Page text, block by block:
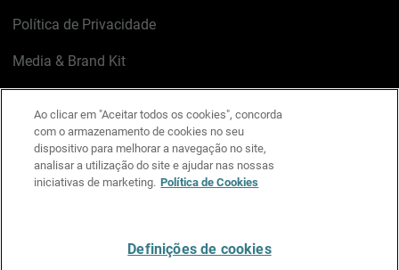
Política de Privacidade
Media & Brand Kit
LinkedIn
X FacebookInstagram
YouTube
Ao clicar em "Aceitar todos os cookies", concorda
com o armazenamento de cookies no seu
dispositivo para melhorar a navegação no site,
analisar a utilização do site e ajudar nas nossas
iniciativas de marketing. Política de Cookies
Definições de cookies